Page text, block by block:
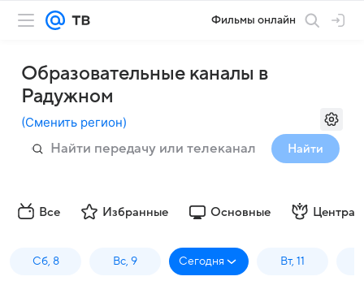
Фильмы онлайн
Образовательные каналы в
Радужном
(Сменить регион)
Найти
Все Избранные Основные
Сб, 8 Вс, 9 Сегодня Вт, 11